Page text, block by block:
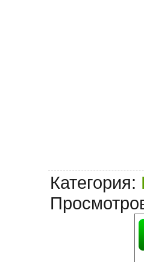
Категория: